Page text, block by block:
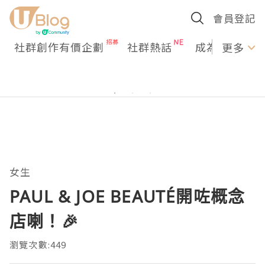
會員登記
社群創作有價企劃 社群熱話 成為U更多
女生
PAUL & JOE BEAUTÉ開咗概念
店喇！🎉
瀏覽次數:449